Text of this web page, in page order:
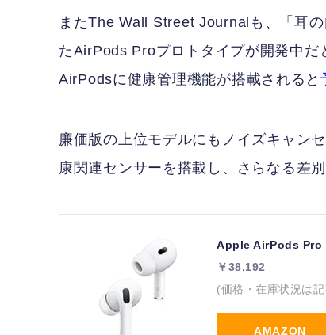
またThe Wall Street Journalも、「耳
たAirPods Proプロトタイプが開発中だ
AirPodsに健康管理機能が搭載されると
廉価版の上位モデルにもノイズキャン
康関連センサーを搭載し、さらなる差
Apple AirPods Pro
￥38,192
(価格・在庫状況は
AMAZON